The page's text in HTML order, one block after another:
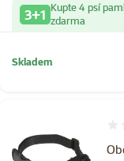
3+1 Kupte 4 psí
zdarma
Skladem